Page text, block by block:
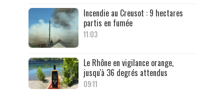
Incendie au Creusot : 9 hectares
partis en fumée
11:03
Le Rhône en vigilance orange,
jusqu'à 36 degrés attendus
09:11